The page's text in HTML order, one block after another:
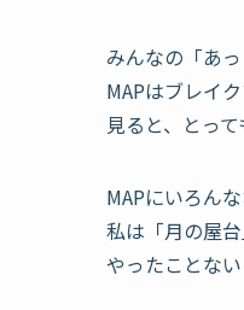
みんなの「あ
MAPはブレイ
見ると、とっ
MAPにいろん
私は「月の屋
やったことな